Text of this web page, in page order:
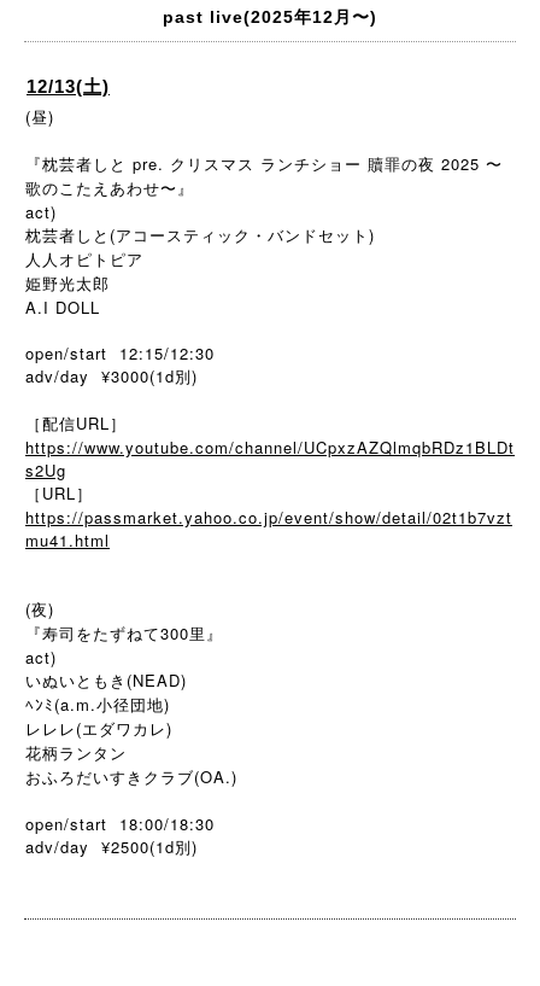
past live(2025年12月〜)
12/13(土)
(昼)
『枕芸者しと pre. クリスマス ランチショー 贖罪の夜 2025 〜
歌のこたえあわせ〜』
act)
枕芸者しと(アコースティック・バンドセット)
人人オピトピア
姫野光太郎
A.I DOLL
open/start 12:15/12:30
adv/day ¥3000(1d別)
［配信URL］
https://www.youtube.com/channel/UCpxzAZQlmqbRDz1BLDt
s2Ug
［URL］
https://passmarket.yahoo.co.jp/event/show/detail/02t1b7vzt
mu41.html
(夜)
『寿司をたずねて300里』
act)
いぬいともき(NEAD)
ﾍﾝﾐ(a.m.小径団地)
レレレ(エダワカレ)
花柄ランタン
おふろだいすきクラブ(OA.)
open/start 18:00/18:30
adv/day ¥2500(1d別 )